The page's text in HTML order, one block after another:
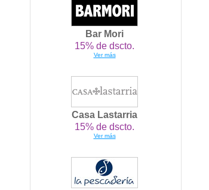
Bar Mori
15% de dscto.
Ver más
Casa Lastarria
15% de dscto.
Ver más